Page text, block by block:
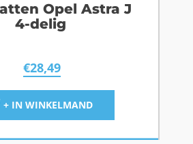
Opel Astra J
4-delig
€28,49
+ IN WINKELMAND